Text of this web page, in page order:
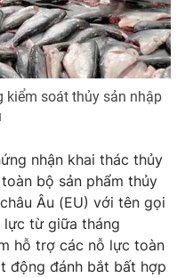
kiểm soát thủy sản nhập
nhận khai thác thủy
bộ sản phẩm thủy
Âu (EU) với tên gọi
lực từ giữa tháng
hỗ trợ các nỗ lực toàn
động đánh bắt bất hợp